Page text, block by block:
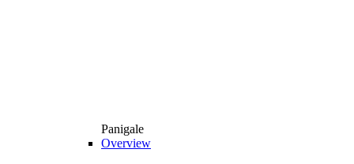
Panigale
Overview